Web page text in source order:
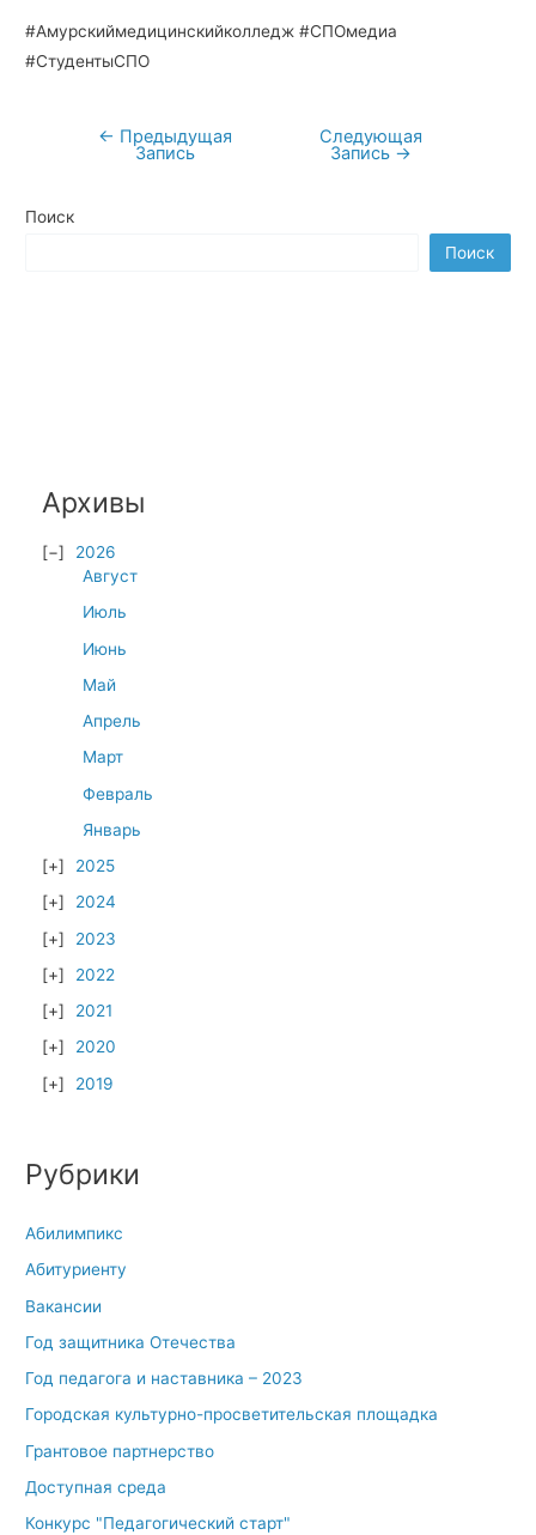
#Амурскиймедицинскийколледж #СПОмедиа
#СтудентыСПО
Навигация
← Предыдущая
Запись
Следующая
Запись →
Поиск
Поиск
Архивы
2026
Август
Июль
Июнь
Май
Апрель
Март
Февраль
Январь
2025
2024
2023
2022
2021
2020
2019
Рубрики
Абилимпикс
Абитуриенту
Вакансии
Год защитника Отечества
Год педагога и наставника – 2023
Городская культурно-просветительская площадка
Грантовое партнерство
Доступная среда
Конкурс "Педагогический старт"